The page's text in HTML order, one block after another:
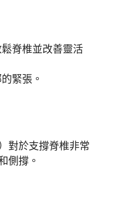
脊椎並改善靈活
緊張。
對於支撐脊椎非常
側撐。